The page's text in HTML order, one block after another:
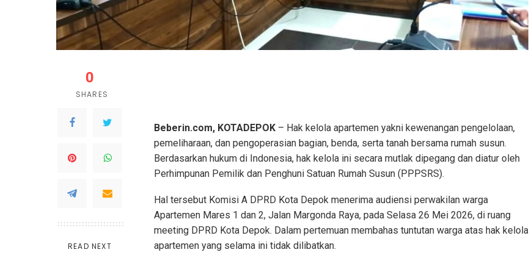
0
SHARES
READ NEXT
Beberin.com, KOTADEPOK – Hak kelola apartemen yakni kewenangan pengelolaan,
pemeliharaan, dan pengoperasian bagian, benda, serta tanah bersama rumah susun.
Berdasarkan hukum di Indonesia, hak kelola ini secara mutlak dipegang dan diatur oleh
Perhimpunan Pemilik dan Penghuni Satuan Rumah Susun (PPPSRS).
Hal tersebut Komisi A DPRD Kota Depok menerima audiensi perwakilan warga
Apartemen Mares 1 dan 2, Jalan Margonda Raya, pada Selasa 26 Mei 2026, di ruang
meeting DPRD Kota Depok. Dalam pertemuan membahas tuntutan warga atas hak kelola
apartemen yang selama ini tidak dilibatkan.